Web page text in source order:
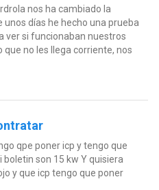
nos ha cambiado la
unos días he hecho una prueba
ver si funcionaban nuestros
no les llega corriente, nos
qpe poner icp y tengo que
son 15 kw Y quisiera
y que icp tengo que poner